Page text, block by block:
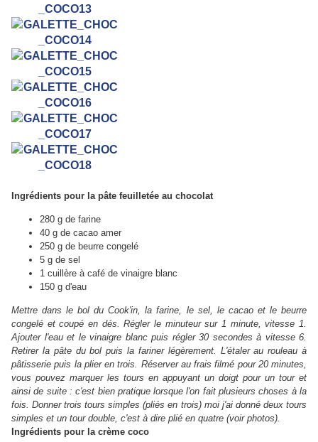
Ingrédients pour la pâte feuilletée au chocolat
280 g de farine
40 g de cacao amer
250 g de beurre congelé
5 g de sel
1 cuillère à café de vinaigre blanc
150 g d'eau
Mettre dans le bol du Cook'in, la farine, le sel, le cacao et le beurre
congelé et coupé en dés. Régler le minuteur sur 1 minute, vitesse 1.
Ajouter l'eau et le vinaigre blanc puis régler 30 secondes à vitesse 6.
Retirer la pâte du bol puis la fariner légèrement. L'étaler au rouleau à
pâtisserie puis la plier en trois. Réserver au frais filmé pour 20 minutes,
vous pouvez marquer les tours en appuyant un doigt pour un tour et
ainsi de suite : c'est bien pratique lorsque l'on fait plusieurs choses à la
fois. Donner trois tours simples (pliés en trois) moi j'ai donné deux tours
simples et un tour double, c'est à dire plié en quatre (voir photos).
Ingrédients pour la crème coco